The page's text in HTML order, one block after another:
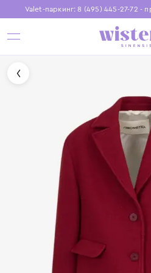
Valet-паркинг: 8 (495) 445-27-72 -
Бесплатная доставка при
Установите приложение, чтобы